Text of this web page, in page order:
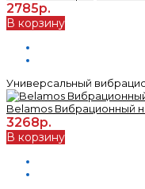
2785р.
В корзину
Универсальный
Belamos Вибрационный
3268р.
В корзину